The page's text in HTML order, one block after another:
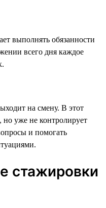
выполнять обязанности
всего дня каждое
на смену. В этот
но уже не контролирует
и помогать
стажировки